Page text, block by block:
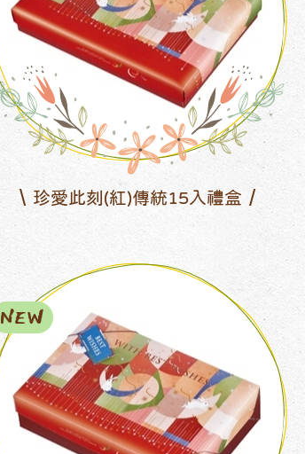
珍愛此刻(紅)傳統15入禮盒
NEW